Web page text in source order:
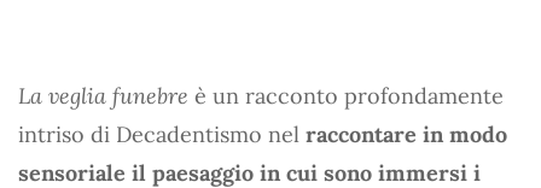
La veglia funebre è un racconto profondamente
intriso di Decadentismo nel raccontare in modo
sensoriale il paesaggio in cui sono immersi i